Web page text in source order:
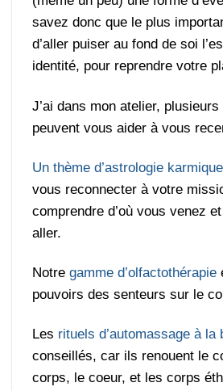
savez donc que le plus
d’aller puiser au fond de soi
identité, pour reprendre votre
J’ai dans mon atelier,
peuvent vous aider à vous
Un thème d’astrologie
vous reconnecter à votre
comprendre d’où vous venez
aller.
Notregamme d’olfactothérapie
pouvoirs des senteurs sur le
Les rituels d’automassage à la
conseillés, car ils renouent le
corps, le coeur, et les corps